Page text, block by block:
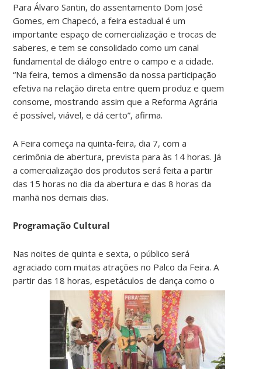
Para Álvaro Santin, do assentamento Dom José
Gomes, em Chapecó, a feira estadual é um
importante espaço de comercialização e trocas de
saberes, e tem se consolidado como um canal
fundamental de diálogo entre o campo e a cidade.
“Na feira, temos a dimensão da nossa participação
efetiva na relação direta entre quem produz e quem
consome, mostrando assim que a Reforma Agrária
é possível, viável, e dá certo”, afirma.
A Feira começa na quinta-feira, dia 7, com a
cerimônia de abertura, prevista para às 14 horas. Já
a comercialização dos produtos será feita a partir
das 15 horas no dia da abertura e das 8 horas da
manhã nos demais dias.
Programação Cultural
Nas noites de quinta e sexta, o público será
agraciado com muitas atrações no Palco da Feira. A
partir das 18 horas, espetáculos de dança como o